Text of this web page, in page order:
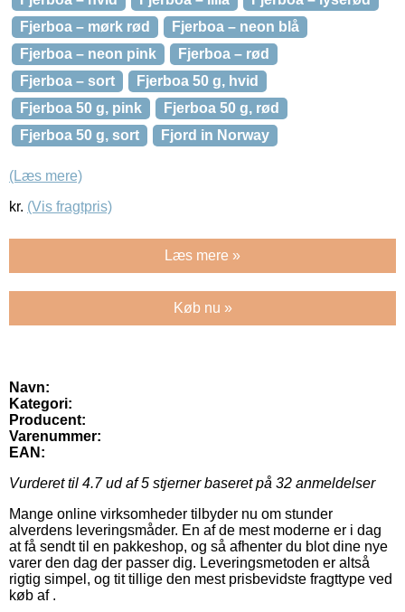
Fjerboa – mørk rød
Fjerboa – neon blå
Fjerboa – neon pink
Fjerboa – rød
Fjerboa – sort
Fjerboa 50 g, hvid
Fjerboa 50 g, pink
Fjerboa 50 g, rød
Fjerboa 50 g, sort
Fjord in Norway
(Læs mere)
kr. (Vis fragtpris)
Læs mere »
Køb nu »
Navn:
Kategori:
Producent:
Varenummer:
EAN:
Vurderet til 4.7ud af 5 stjerner baseret på 32 anmeldelser
Mange online virksomheder tilbyder nu om stunder
alverdens leveringsmåder. En af de mest moderne er i dag
at få sendt til en pakkeshop, og så afhenter du blot dine nye
varer den dag der passer dig. Leveringsmetoden er altså
rigtig simpel, og tit tillige den mest prisbevidste fragttype ved
køb af .